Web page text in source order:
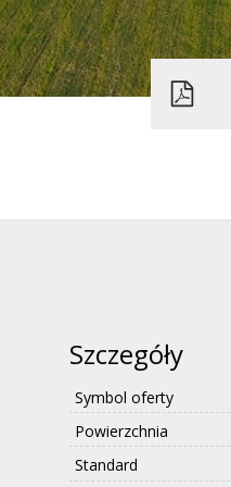
Szczegóły
Symbol oferty
Powierzchnia
Standard